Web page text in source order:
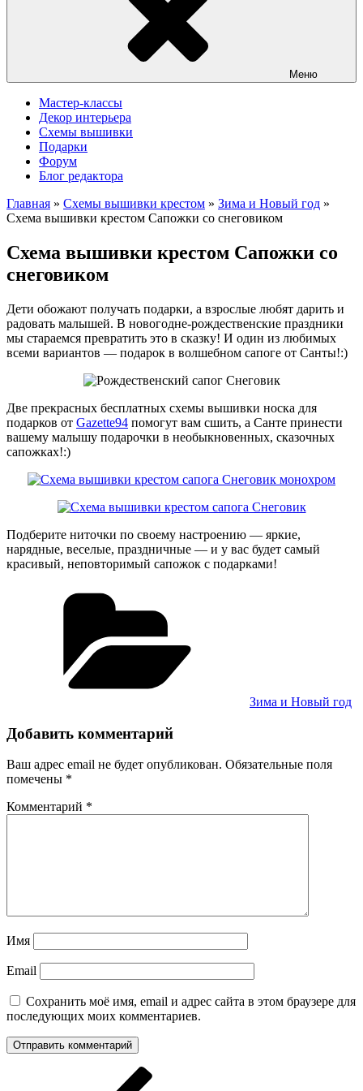
Меню
Мастер-классы
Декор интерьера
Схемы вышивки
Подарки
Форум
Блог редактора
Главная » Схемы вышивки крестом » Зима и Новый год »
Схема вышивки крестом Сапожки со снеговиком
Схема вышивки крестом Сапожки со
снеговиком
Дети обожают получать подарки, а взрослые любят дарить и
радовать малышей. В новогодне-рождественские праздники
мы стараемся превратить это в сказку! И один из любимых
всеми вариантов — подарок в волшебном сапоге от Санты!:)
Две прекрасных бесплатных схемы вышивки носка для
подарков от Gazette94 помогут вам сшить, а Санте принести
вашему малышу подарочки в необыкновенных, сказочных
сапожках!:)
Подберите ниточки по своему настроению — яркие,
нарядные, веселые, праздничные — и у вас будет самый
красивый, неповторимый сапожок с подарками!
Зима и Новый год
Добавить комментарий
Ваш адрес email не будет опубликован. Обязательные поля
помечены *
Комментарий *
Имя
Email
Сохранить моё имя, email и адрес сайта в этом браузере для
последующих моих комментариев.